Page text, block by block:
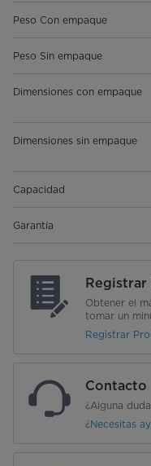
Peso Con empaque
Peso Sin empaque
Dimensiones con empaque
Dimensiones sin empaque
Capacidad
Garantía
Obtener el
tomar un
Registrar
Contacto
¿Alguna
¿Necesitas